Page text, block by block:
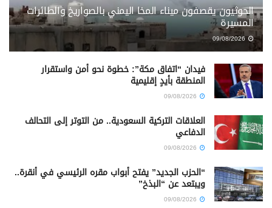
الحوثيون يقصفون ميناء المخا اليمني بالصواريخ والطائرات
المسيرة
09/08/2026
فيدان “اتفاق مكة”: خطوة نحو أمن واستقرار
المنطقة بأيدٍ إقليمية
العلاقات التركية السعودية.. من التوتر إلى التحالف
الدفاعي
“الحزب الجديد” يفتح أبواب مقره الرئيسي في أنقرة..
ويبتعد عن “البذخ”